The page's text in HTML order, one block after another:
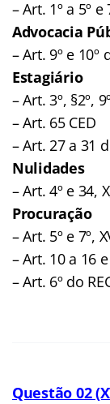
– Art. 1º a 5º e
Advocacia
– Art. 9º e 10º
Estagiário
– Art. 3º, §2º,
– Art. 65 CED
– Art. 27 a 31
Nulidades
– Art. 4º e 34,
Procuração
– Art. 5º e 7º,
– Art. 10 a 16
– Art. 6º do
Questão 02